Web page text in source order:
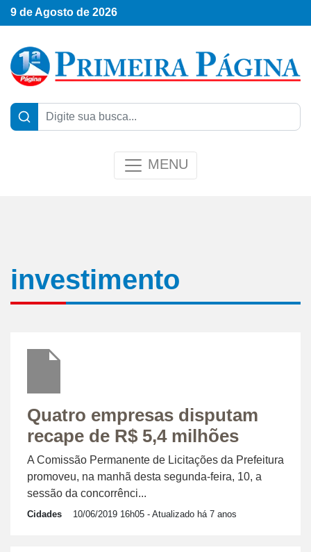
9 de Agosto de 2026
MENU
investimento
Quatro empresas disputam
recape de R$ 5,4 milhões
A Comissão Permanente de Licitações da Prefeitura
promoveu, na manhã desta segunda-feira, 10, a
sessão da concorrênci...
Cidades 10/06/2019 16h05 - Atualizado há 7 anos